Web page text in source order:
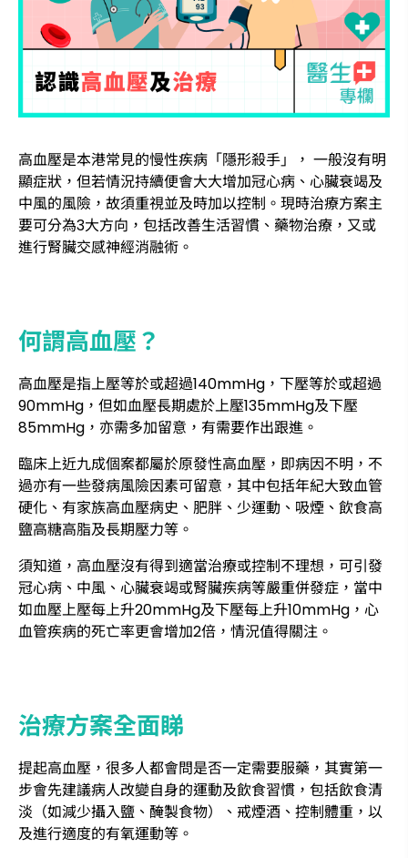
高血壓是本港常見的慢性疾病「隱形殺手」， 一般沒有明
顯症狀，但若情況持續便會大大增加冠心病、心臟衰竭及
中風的風險，故須重視並及時加以控制。現時治療方案主
要可分為3大方向，包括改善生活習慣、藥物治療，又或
進行腎臟交感神經消融術。
何謂高血壓？
高血壓是指上壓等於或超過140mmHg，下壓等於或超過
90mmHg，但如血壓長期處於上壓135mmHg及下壓
85mmHg，亦需多加留意，有需要作出跟進。
臨床上近九成個案都屬於原發性高血壓，即病因不明，不
過亦有一些發病風險因素可留意，其中包括年紀大致血管
硬化、有家族高血壓病史、肥胖、少運動、吸煙、飲食高
鹽高糖高脂及長期壓力等。
須知道，高血壓沒有得到適當治療或控制不理想，可引發
冠心病、中風、心臟衰竭或腎臟疾病等嚴重併發症，當中
如血壓上壓每上升20mmHg及下壓每上升10mmHg，心
血管疾病的死亡率更會增加2倍，情況值得關注。
治療方案全面睇
提起高血壓，很多人都會問是否一定需要服藥，其實第一
步會先建議病人改變自身的運動及飲食習慣，包括飲食清
淡（如減少攝入鹽、醃製食物）、戒煙酒、控制體重，以
及進行適度的有氧運動等。